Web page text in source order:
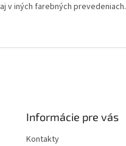
aj v iných farebných prevedeniach.
Informácie pre vás
Kontakty